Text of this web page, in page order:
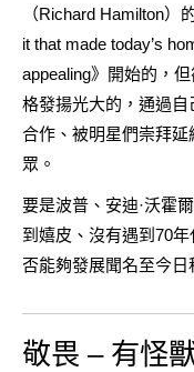
（Richard Hamilton）
it that made today’s
appealing》開始的，
格發揚光大的，通過
合作、被明星們崇拜
眾。
要是波普、安迪·沃霍
到嬉皮、沒有遇到70
否能夠發展聞名至今日
敬畏 – 有怪獸